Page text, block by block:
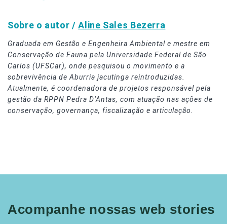
Sobre o autor /Aline Sales Bezerra
Graduada em Gestão e Engenheira Ambiental e mestre em
Conservação de Fauna pela Universidade Federal de São
Carlos (UFSCar), onde pesquisou o movimento e a
sobrevivência de Aburria jacutinga reintroduzidas.
Atualmente, é coordenadora de projetos responsável pela
gestão da RPPN Pedra D’Antas, com atuação nas ações de
conservação, governança, fiscalização e articulação.
Acompanhe nossas web stories